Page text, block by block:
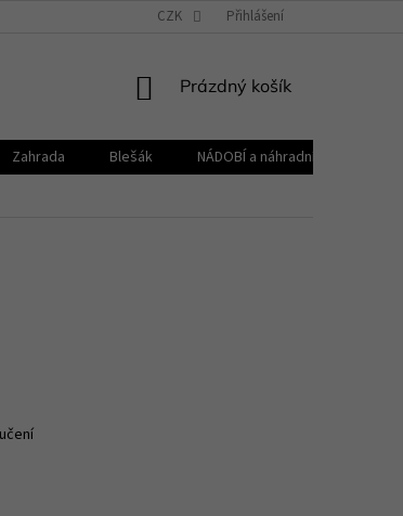
PODMÍNKY REKLAMAČNÍ ŘÁD
CZK Přihlášení
NÁKUPNÍ
Prázdný košík
Zahrada Blešák
NÁDOBÍ a náhradní díly KELOmat